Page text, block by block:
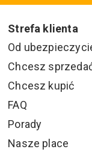
Strefa klienta
Od
Chcesz
Chcesz kupić
FAQ
Porady
Nasze place